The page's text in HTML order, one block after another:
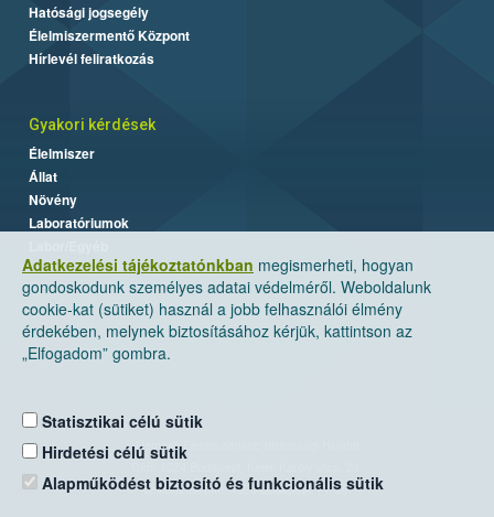
Adatkezelési tájékoztatónkban megismerheti, hogyan
gondoskodunk személyes adatai védelméről. Weboldalunk
cookie-kat (sütiket) használ a jobb felhasználói élmény
érdekében, melynek biztosításához kérjük, kattintson az
„Elfogadom” gombra.
Statisztikai célú sütik
Hirdetési célú sütik
Alapműködést biztosító és funkcionális sütik
Hatósági jogsegély
Élelmiszermentő Központ
Hírlevél feliratkozás
Gyakori kérdések
Élelmiszer
Állat
Növény
Laboratóriumok
Nemzeti Élelmiszerlánc-biztonsági Hivatal
Levelezési cím: 1525 Budapest. Pf. 30.